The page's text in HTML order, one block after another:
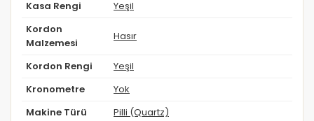
Kasa Rengi Yeşil
Kordon
Malzemesi
Hasır
Kordon Rengi Yeşil
Kronometre Yok
Makine Türü Pilli (Quartz)